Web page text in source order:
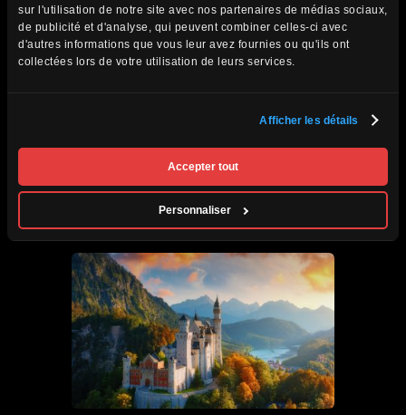
sur l'utilisation de notre site avec nos partenaires de médias sociaux,
de publicité et d'analyse, qui peuvent combiner celles-ci avec
d'autres informations que vous leur avez fournies ou qu'ils ont
collectées lors de votre utilisation de leurs services.
Afficher les détails
Accepter tout
Personnaliser